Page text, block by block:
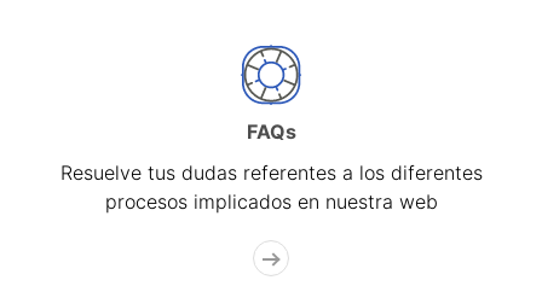
FAQs
Resuelve tus dudas referentes a los diferentes
procesos implicados en nuestra web